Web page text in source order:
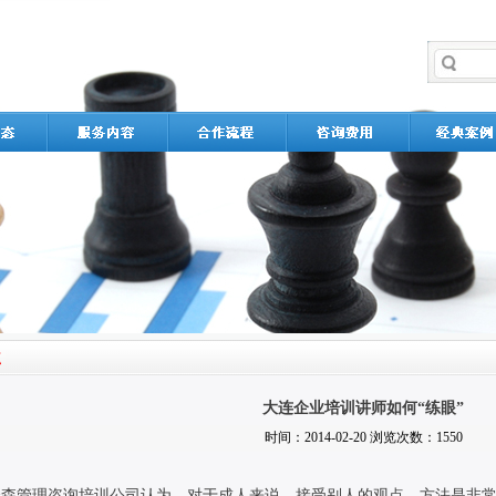
大连企业培训讲师如何“练眼”
时间：2014-02-20 浏览次数：1550